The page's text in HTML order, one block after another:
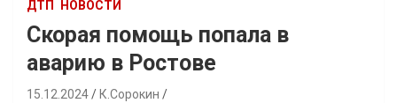
ДТП НОВОСТИ
Скорая помощь попала в
аварию в Ростове
15.12.2024 К.Сорокин